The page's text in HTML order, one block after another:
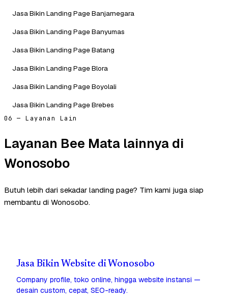
Jasa Bikin Landing Page Banjarnegara
Jasa Bikin Landing Page Banyumas
Jasa Bikin Landing Page Batang
Jasa Bikin Landing Page Blora
Jasa Bikin Landing Page Boyolali
Jasa Bikin Landing Page Brebes
06 — Layanan Lain
Layanan Bee Mata lainnya di
Wonosobo
Butuh lebih dari sekadar landing page? Tim kami juga siap
membantu di Wonosobo.
Jasa Bikin Website di Wonosobo
Company profile, toko online, hingga website instansi —
desain custom, cepat, SEO-ready.